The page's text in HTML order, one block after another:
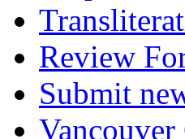
Review
Submit